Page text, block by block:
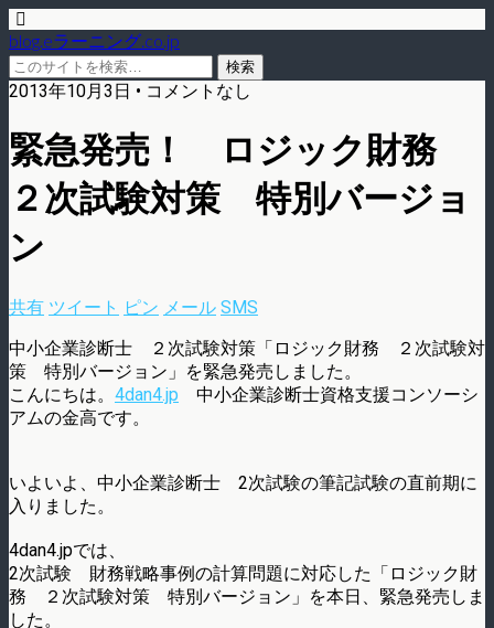
blog.eラーニング.co.jp
2013年10月3日 • コメントなし
緊急発売！ ロジック財務
２次試験対策 特別バージョ
ン
共有 ツイート ピン メール SMS
中小企業診断士 ２次試験対策「ロジック財務 ２次試験対
策 特別バージョン」を緊急発売しました。
こんにちは。 4dan4.jp 中小企業診断士資格支援コンソーシ
アムの金高です。
いよいよ、中小企業診断士 2次試験の筆記試験の直前期に
入りました。
4dan4.jpでは、
2次試験 財務戦略事例の計算問題に対応した「ロジック財
務 ２次試験対策 特別バージョン」を本日、緊急発売しま
した。